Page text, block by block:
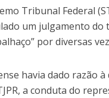
Tribunal Federal
um julgamento
por diversas
havia dado razão
a conduta do